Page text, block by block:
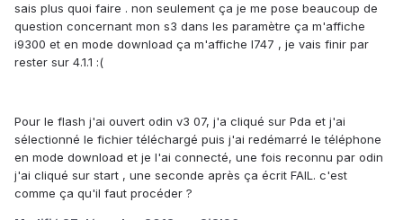
sais plus quoi faire . non seulement ça je me pose beaucoup de
question concernant mon s3 dans les paramètre ça m'affiche
i9300 et en mode download ça m'affiche I747 , je vais finir par
rester sur 4.1.1 :(
Pour le flash j'ai ouvert odin v3 07, j'a cliqué sur Pda et j'ai
sélectionné le fichier téléchargé puis j'ai redémarré le téléphone
en mode download et je l'ai connecté, une fois reconnu par odin
j'ai cliqué sur start , une seconde après ça écrit FAIL. c'est
comme ça qu'il faut procéder ?